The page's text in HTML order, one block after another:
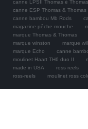
canne LPSII Thomas é Thomas
canne ESP Thomas & Thomas
canne bambou Mb Rods
magazine pêche mouche
marque Thomas & Thomas
marque winston
marque
marque Echo
canne
moulinet Haart TH6 duo II
made in USA
ross reels
ross-reels
moulinet ross